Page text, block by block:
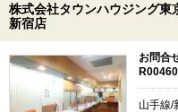
株式会社タウンハウジング東
新宿店
お問合
山手線/